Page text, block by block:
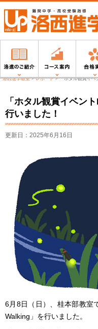
洛西進学教室>レポート>「ホタル観賞イ
「ホタル観賞イベン
行いました！
更新日：2025年6月16日
6月8日（日）、桂本部教室
Walking」を行いました。